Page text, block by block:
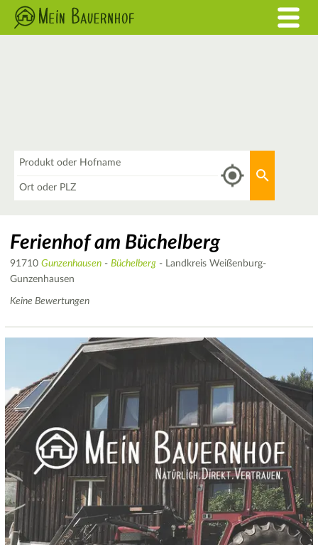
Ferienhof am Büchelberg
91710 Gunzenhausen - Büchelberg - Landkreis Weißenburg-
Gunzenhausen
Keine Bewertungen